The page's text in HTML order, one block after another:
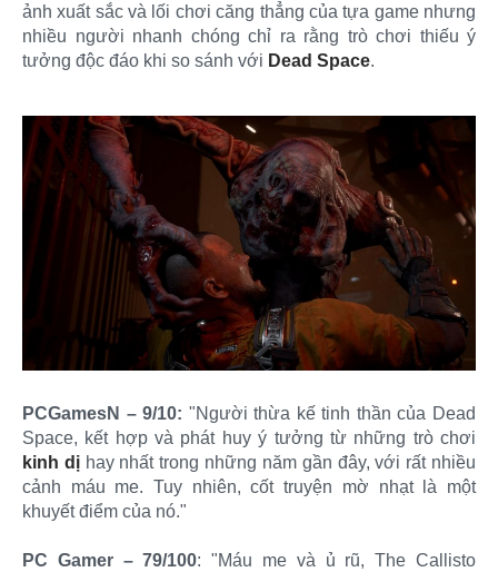
ảnh xuất sắc và lối chơi căng thẳng của tựa game nhưng
nhiều người nhanh chóng chỉ ra rằng trò chơi thiếu ý
tưởng độc đáo khi so sánh với Dead Space.
PCGamesN – 9/10: "Người thừa kế tinh thần của Dead
Space, kết hợp và phát huy ý tưởng từ những trò chơi
kinh dịhay nhất trong những năm gần đây, với rất nhiều
cảnh máu me. Tuy nhiên, cốt truyện mờ nhạt là một
khuyết điểm của nó."
PC Gamer – 79/100: "Máu me và ủ rũ, The Callisto